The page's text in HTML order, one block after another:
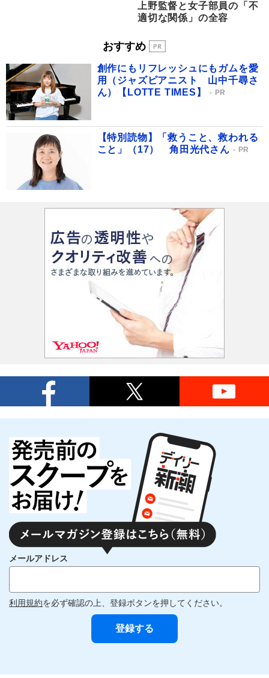
上野監督と女子部員の「不
適切な関係」の全容
おすすめ
創作にもリフレッシュにもガムを愛
用（ジャズピアニスト 山中千尋さ
ん）【LOTTE TIMES】
PR
【特別読物】「救うこと、救われる
こと」（17） 角田光代さん
PR
メールアドレス
利用規約を必ず確認の上、登録ボタンを押してください。